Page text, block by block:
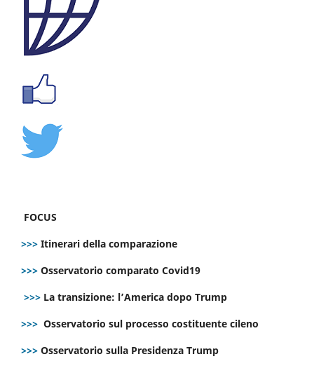
FOCUS
>>> Itinerari della comparazione
>>> Osservatorio comparato Covid19
>>> La transizione: l’America dopo Trump
>>> Osservatorio sul processo costituente cileno
>>> Osservatorio sulla Presidenza Trump